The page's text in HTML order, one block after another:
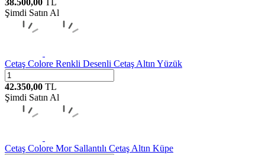
38.500,00 TL
Şimdi Satın Al
Cetaş Colore Renkli Desenli Cetaş Altın Yüzük
42.350,00 TL
Şimdi Satın Al
Cetaş Colore Mor Sallantılı Cetaş Altın Küpe